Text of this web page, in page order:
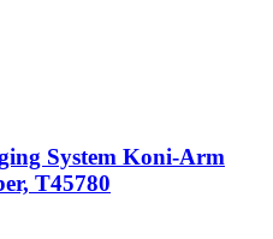
System Koni-Arm
T45780